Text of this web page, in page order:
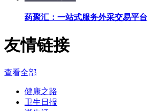
药聚汇：一站式服务外采交易平台
友情链接
查看全部
健康之路
卫生日报